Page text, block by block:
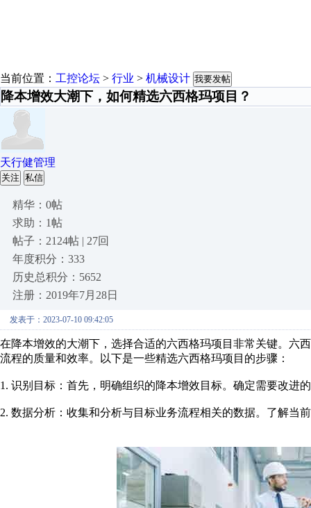
当前位置： 工控论坛 > 行业 > 机械设计 我要发帖
降本增效大潮下，如何精选六西格玛项目？
天行健管理
关注 私信
精华：0帖
求助：1帖
帖子：2124帖 | 27回
年度积分：333
历史总积分：5652
注册：2019年7月28日
发表于：2023-07-10 09:42:05
在降本增效的大潮下，选择合适的六西格玛项目非常关键。六
流程的质量和效率。以下是一些精选六西格玛项目的步骤：
1. 识别目标：首先，明确组织的降本增效目标。确定需要改进
2. 数据分析：收集和分析与目标业务流程相关的数据。了解当